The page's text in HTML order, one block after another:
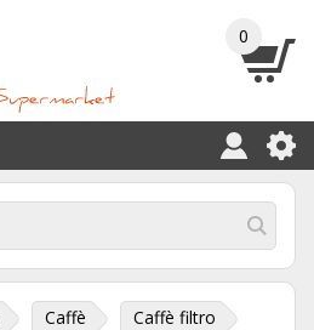
0
Caffè Caffè filtro